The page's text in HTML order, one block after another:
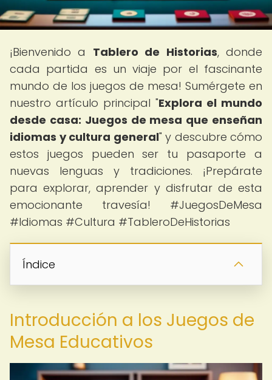
¡Bienvenido a Tablero de Historias, donde
cada partida es un viaje por el fascinante
mundo de los juegos de mesa! Sumérgete en
nuestro artículo principal "Explora el mundo
desde casa: Juegos de mesa que enseñan
idiomas y cultura general" y descubre cómo
estos juegos pueden ser tu pasaporte a
nuevas lenguas y tradiciones. ¡Prepárate
para explorar, aprender y disfrutar de esta
emocionante travesía! #JuegosDeMesa
#Idiomas #Cultura #TableroDeHistorias
Índice
Introducción a los Juegos de
Mesa Educativos